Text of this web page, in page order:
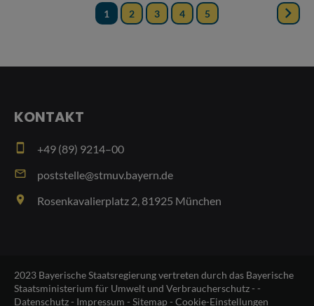
KONTAKT
smartphone +49 (89) 9214–00
email poststelle@stmuv.bayern.de
place Rosenkavalierplatz 2, 81925 München
2023 Bayerische Staatsregierung vertreten durch das Bayerische
Staatsministerium für Umwelt und Verbraucherschutz - -
Datenschutz- Impressum - Sitemap- Cookie-Einstellungen